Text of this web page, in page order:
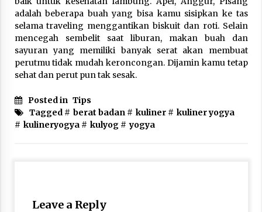
adalah beberapa buah yang bisa kamu sisipkan ke tas
selama traveling menggantikan biskuit dan roti. Selain
mencegah sembelit saat liburan, makan buah dan
sayuran yang memiliki banyak serat akan membuat
perutmu tidak mudah keroncongan. Dijamin kamu tetap
sehat dan perut pun tak sesak.
Posted in Tips
Tagged # berat badan # kuliner# kuliner yogya
# kulineryogya# kulyog# yogya
Leave a Reply